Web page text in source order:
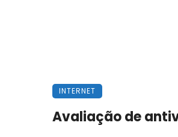
INTERNET
Avaliação de